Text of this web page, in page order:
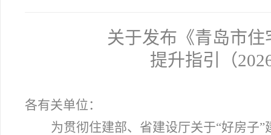
关于发布《青岛市
提升指引（
各有关单位：
为贯彻住建部、省建设厅关于“好房子